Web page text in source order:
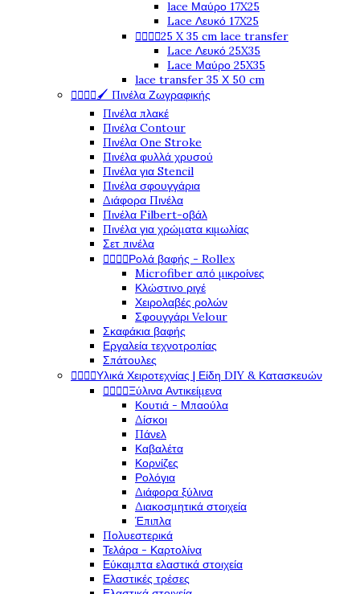
lace Μαύρο 17X25
Lace Λευκό 17X25
25 X 35 cm lace transfer
Lace Λευκό 25X35
Lace Μαύρο 25X35
lace transfer 35 Χ 50 cm
🖌️ Πινέλα Ζωγραφικής
Πινέλα πλακέ
Πινέλα Contour
Πινέλα One Stroke
Πινέλα φυλλά χρυσού
Πινέλα για Stencil
Πινέλα σφουγγάρια
Διάφορα Πινέλα
Πινέλα Filbert-οβάλ
Πινέλα για χρώματα κιμωλίας
Σετ πινέλα
Ρολά βαφής - Rollex
Microfiber από μικροίνες
Κλώστινο ριγέ
Χειρολαβές ρολών
Σφουγγάρι Velour
Σκαφάκια βαφής
Εργαλεία τεχνοτροπίας
Σπάτουλες
Υλικά Χειροτεχνίας | Είδη DIY & Κατασκευών
Ξύλινα Αντικείμενα
Κουτιά - Μπαούλα
Δίσκοι
Πάνελ
Καβαλέτα
Κορνίζες
Ρολόγια
Διάφορα ξύλινα
Διακοσμητικά στοιχεία
Έπιπλα
Πολυεστερικά
Τελάρα - Καρτολίνα
Εύκαμπτα ελαστικά στοιχεία
Ελαστικές τρέσες